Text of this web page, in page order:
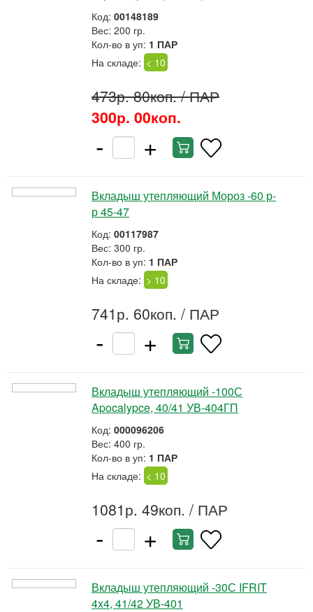
Код: 00148189
Вес: 200 гр.
Кол-во в уп: 1 ПАР
На складе: < 10
473р. 80коп./ ПАР
300р. 00коп.
- +
Вкладыш утепляющий Мороз -60 р-
р 45-47
Код: 00117987
Вес: 300 гр.
Кол-во в уп: 1 ПАР
На складе: > 10
741р. 60коп. / ПАР
- +
Вкладыш утепляющий -100С
Apocalypce, 40/41 УВ-404ГП
Код: 000096206
Вес: 400 гр.
Кол-во в уп: 1 ПАР
На складе: < 10
1081р. 49коп. / ПАР
- +
Вкладыш утепляющий -30С IFRIT
4x4, 41/42 УВ-401